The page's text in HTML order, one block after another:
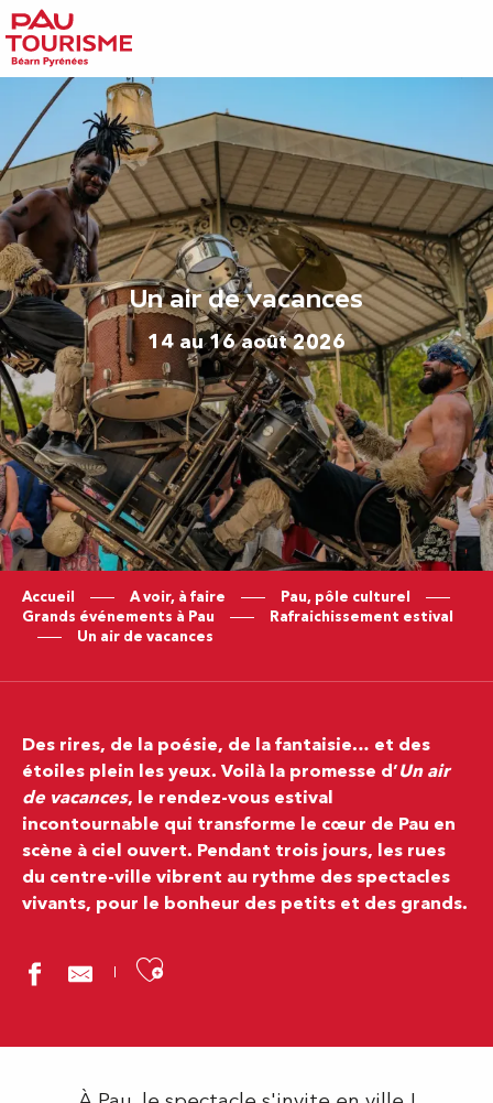
Aller
au
contenu
principal
Un air de vacances
14 au 16 août 2026
Accueil A voir, à faire
Pau, pôle culturel
Grands événements à Pau
Rafraichissement estival
Un air de vacances
Des rires, de la poésie, de la fantaisie… et des
étoiles plein les yeux. Voilà la promesse d’Un air
de vacances, le rendez-vous estival
incontournable qui transforme le cœur de Pau en
scène à ciel ouvert. Pendant trois jours, les rues
du centre-ville vibrent au rythme des spectacles
vivants, pour le bonheur des petits et des grands.
Ajouter aux favoris